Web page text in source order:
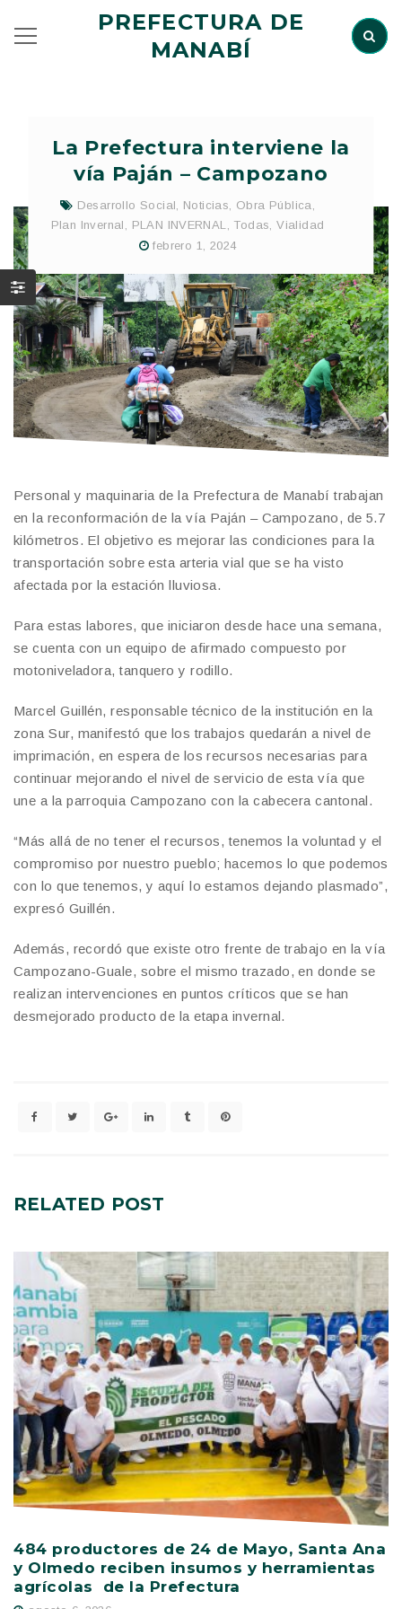
PREFECTURA DE
MANABÍ
La Prefectura interviene la
vía Paján – Campozano
Desarrollo Social, Noticias, Obra Pública,
Plan Invernal , PLAN INVERNAL, Todas,Vialidad
febrero 1, 2024
Personal y maquinaria de la Prefectura de Manabí trabajan
en la reconformación de la vía Paján – Campozano, de 5.7
kilómetros. El objetivo es mejorar las condiciones para la
transportación sobre esta arteria vial que se ha visto
afectada por la estación lluviosa.
Para estas labores, que iniciaron desde hace una semana,
se cuenta con un equipo de afirmado compuesto por
motoniveladora, tanquero y rodillo.
Marcel Guillén, responsable técnico de la institución en la
zona Sur, manifestó que los trabajos quedarán a nivel de
imprimación, en espera de los recursos necesarias para
continuar mejorando el nivel de servicio de esta vía que
une a la parroquia Campozano con la cabecera cantonal.
“Más allá de no tener el recursos, tenemos la voluntad y el
compromiso por nuestro pueblo; hacemos lo que podemos
con lo que tenemos, y aquí lo estamos dejando plasmado”,
expresó Guillén.
Además, recordó que existe otro frente de trabajo en la vía
Campozano-Guale, sobre el mismo trazado, en donde se
realizan intervenciones en puntos críticos que se han
desmejorado producto de la etapa invernal.
RELATED POST
484 productores de 24 de Mayo, Santa Ana
y Olmedo reciben insumos y herramientas
agrícolas de la Prefectura